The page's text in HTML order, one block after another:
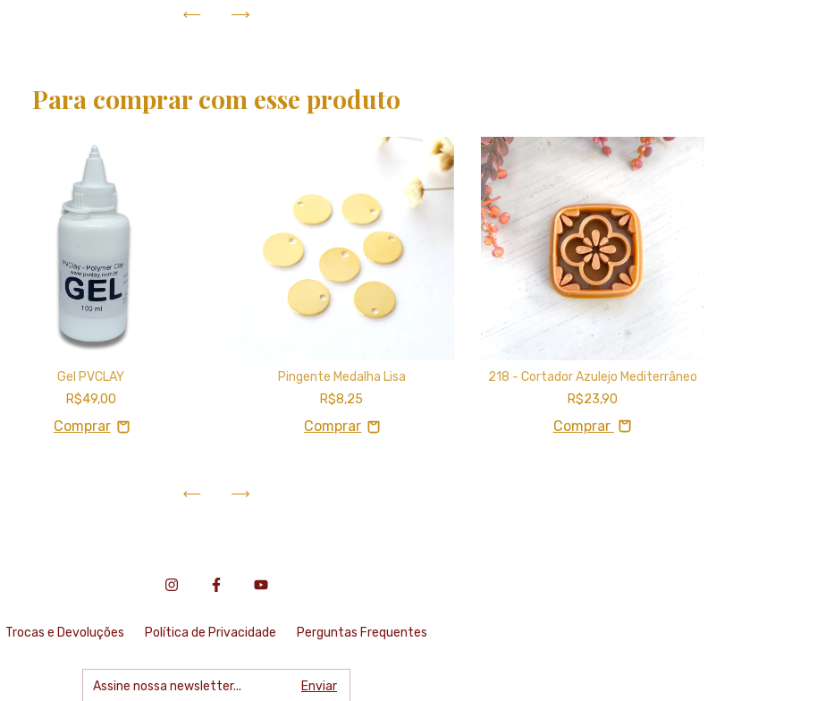
Para comprar com esse produto
Gel PVCLAY
R$49,00
Pingente Medalha Lisa
R$8,25
218 - Cortador Azulejo Mediterrâneo
R$23,90
Comprar
Trocas e Devoluções Política de Privacidade Perguntas Frequentes